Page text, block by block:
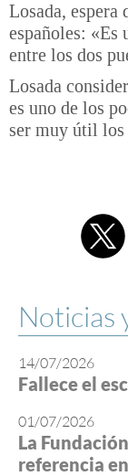
Losada, espera
españoles:
entre los dos
Losada
es uno de los
ser muy útil los
Noticias
14/07/2026
Fallece el
01/07/2026
La
referencia